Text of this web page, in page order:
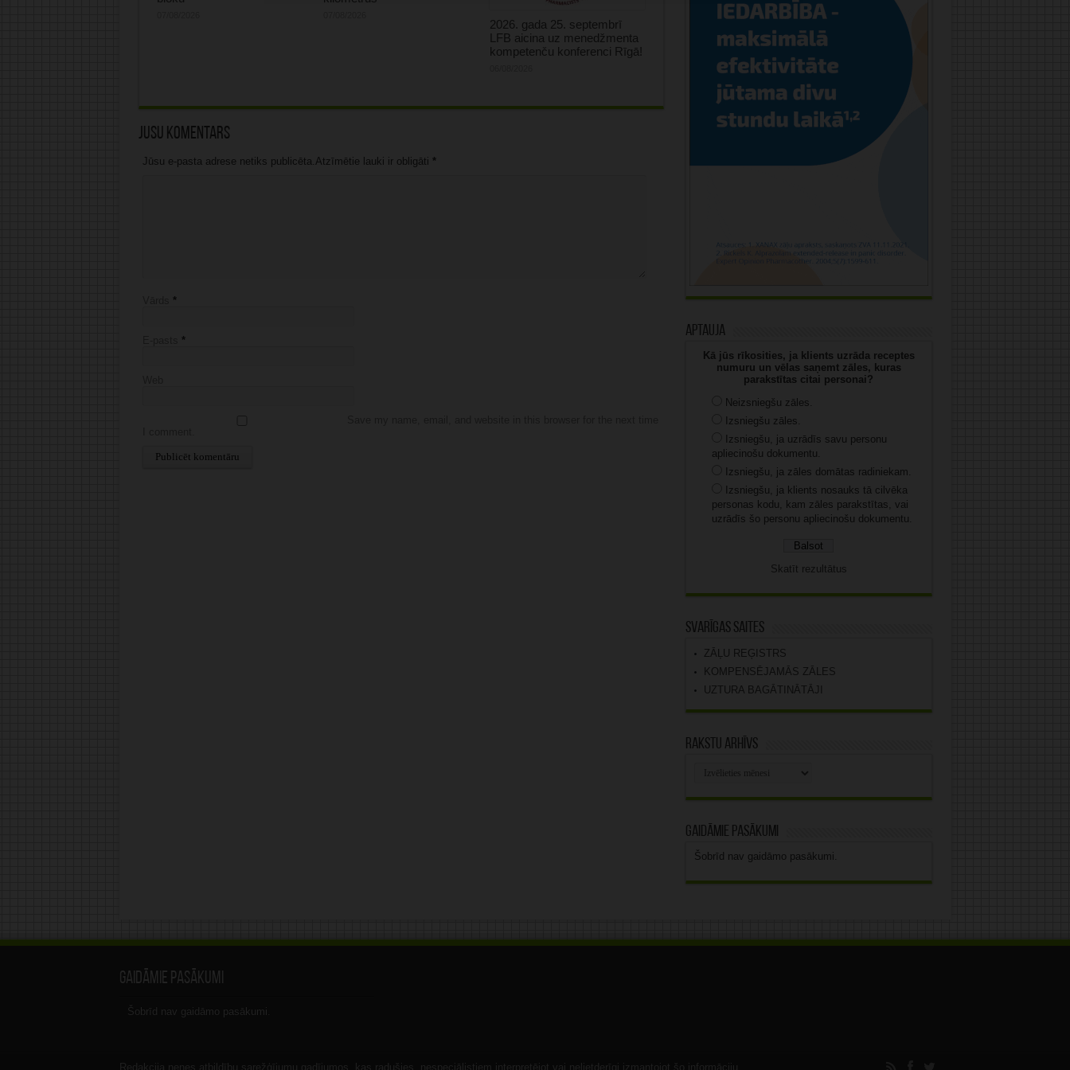
2026. gada 25. septembrī
LFB aicina uz menedžmenta
kompetenču konferenci Rīgā!
Jūsu komentārs
Jūsu e-pasta adrese netiks publicēta.Atzīmētie lauki ir obligāti *
*
*
Aptauja
Kā jūs rīkosities, ja klients uzrāda receptes
numuru un vēlas saņemt zāles, kuras
parakstītas citai personai?
Neizsniegšu zāles.
Izsniegšu zāles.
Izsniegšu, ja uzrādīs savu personu
apliecinošu dokumentu.
Izsniegšu, ja zāles domātas radiniekam.
Izsniegšu, ja klients nosauks tā cilvēka
personas kodu, kam zāles parakstītas, vai
uzrādīs šo personu apliecinošu dokumentu.
Skatīt rezultātus
Svarīgas saites
ZĀĻU REĢISTRS
KOMPENSĒJAMĀS ZĀLES
UZTURA BAGĀTINĀTĀJI
Rakstu arhīvs
Gaidāmie pasākumi
Šobrīd nav gaidāmo pasākumi.
Gaidāmie pasākumi
Šobrīd nav gaidāmo pasākumi.
Redakcija nenes atbildību sarežģījumu gadījumos, kas radušies, nespeciālistiem interpretējot vai nelietderīgi izmantojot šo informāciju.